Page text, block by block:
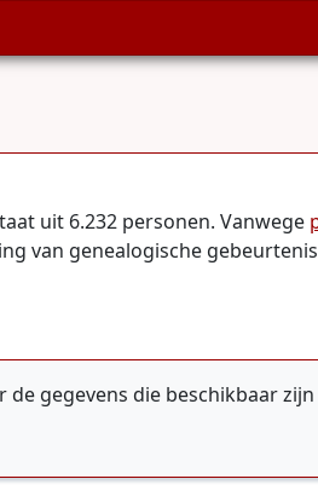
uit 6.232 personen. Vanwege
van genealogische
gegevens die beschikbaar